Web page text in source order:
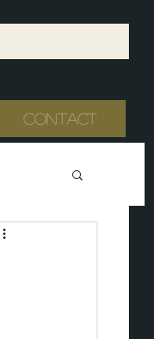
Contact